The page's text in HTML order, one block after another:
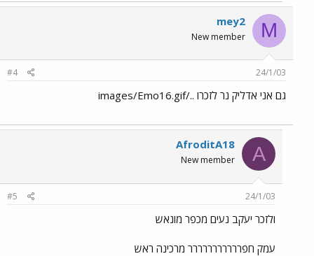
M
mey2
New member
24/1/03
#4
גם אני אדליק נר לזכרו ../images/Emo16.gif
A
AfroditA18
New member
24/1/03
#5
ולזכר יעקב נעים מכפר מונאש
עמק חפררררררררררר מרכינה ראש